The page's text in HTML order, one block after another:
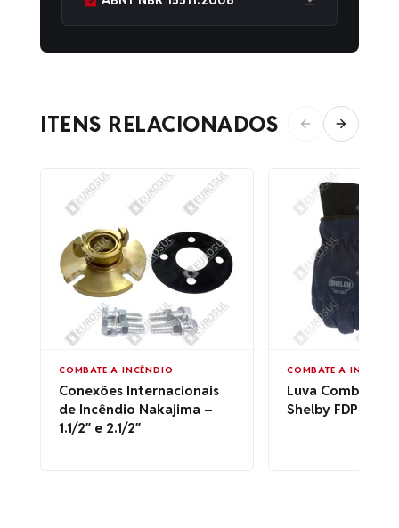
ITENS RELACIONADOS
COMBATE A INCÊNDIO
Conexões Internacionais
de Incêndio Nakajima –
1.1/2″ e 2.1/2″
COMBATE A
Luva Combate
Shelby FDP 5227